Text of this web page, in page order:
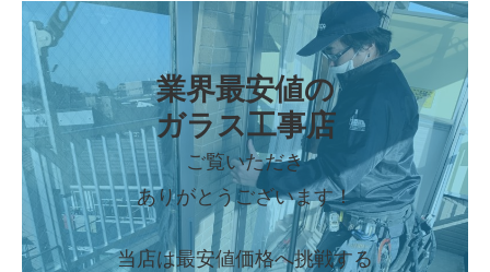
業界最安値の
ガラス工事店
ご覧いただき
ありがとうございます！
当店は最安値価格へ挑戦する